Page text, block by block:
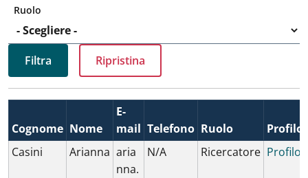
Ruolo
Cognome Nome
E-
mail Telefono Ruolo
Profilo
Casini
Arianna aria
nna.
N/A Ricercatore Profilo